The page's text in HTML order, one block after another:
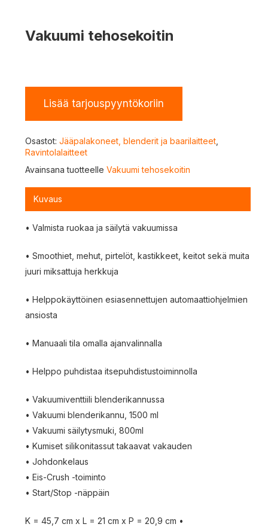
Vakuumi tehosekoitin
Lisää tarjouspyyntökoriin
Osastot: Jääpalakoneet, blenderit ja baarilaitteet,
Ravintolalaitteet
Avainsana tuotteelle Vakuumi tehosekoitin
Kuvaus
• Valmista ruokaa ja säilytä vakuumissa
• Smoothiet, mehut, pirtelöt, kastikkeet, keitot sekä muita
juuri miksattuja herkkuja
• Helppokäyttöinen esiasennettujen automaattiohjelmien
ansiosta
• Manuaali tila omalla ajanvalinnalla
• Helppo puhdistaa itsepuhdistustoiminnolla
• Vakuumiventtiili blenderikannussa
• Vakuumi blenderikannu, 1500 ml
• Vakuumi säilytysmuki, 800ml
• Kumiset silikonitassut takaavat vakauden
• Johdonkelaus
• Eis-Crush -toiminto
• Start/Stop -näppäin
K = 45,7 cm x L = 21 cm x P = 20,9 cm •